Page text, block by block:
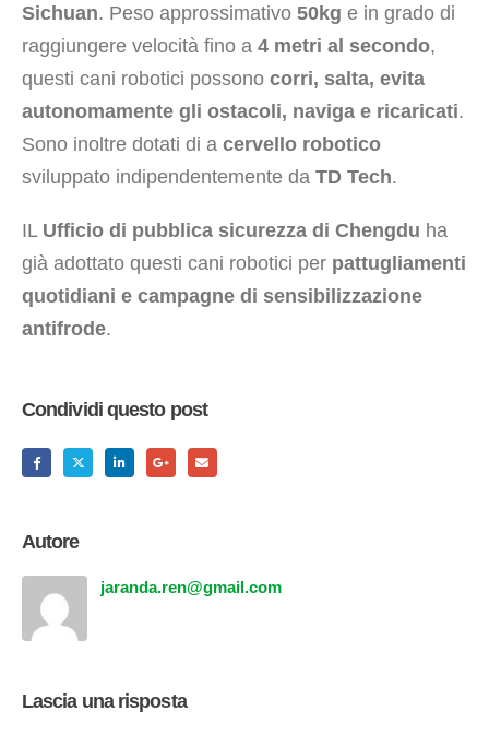
Sichuan. Peso approssimativo 50kg e in grado di
raggiungere velocità fino a 4 metri al secondo,
questi cani robotici possono corri, salta, evita
autonomamente gli ostacoli, naviga e ricaricati.
Sono inoltre dotati di a cervello robotico
sviluppato indipendentemente da TD Tech.
IL Ufficio di pubblica sicurezza di Chengdu ha
già adottato questi cani robotici per pattugliamenti
quotidiani e campagne di sensibilizzazione
antifrode.
Condividi questo post
Autore
jaranda.ren@gmail.com
Lascia una risposta